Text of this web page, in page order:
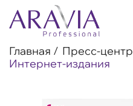
Главная Пресс-центр
Интернет-издания